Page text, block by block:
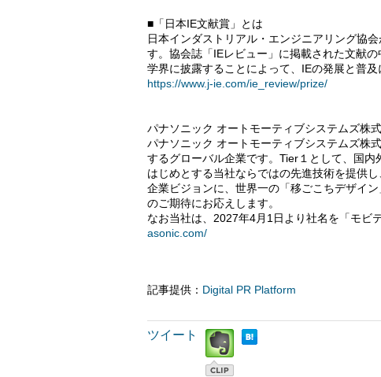
■「日本IE文献賞」とは
日本インダストリアル・エンジニアリング協
す。協会誌「IEレビュー」に掲載された文献
学界に披露することによって、IEの発展と普及
https://www.j-ie.com/ie_review/prize/
パナソニック オートモーティブシステムズ株
パナソニック オートモーティブシステムズ株
するグローバル企業です。Tier１として、国
はじめとする当社ならではの先進技術を提供
企業ビジョンに、世界一の「移ごこちデザイ
のご期待にお応えします。
なお当社は、2027年4月1日より社名を「モビ
asonic.com/
記事提供： Digital PR Platform
ツイート